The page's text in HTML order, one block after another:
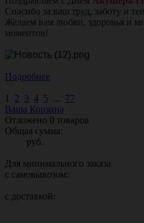
Спасибо за ваш труд, заботу и
Желаем вам любви, здоровья и
моментов!
Подробнее
1 2 3 4 5 ... 77
Ваша Корзина
Отложено 0 товаров
Общая сумма:
руб.
Для минимального заказа
с самовывозом:
с доставкой: